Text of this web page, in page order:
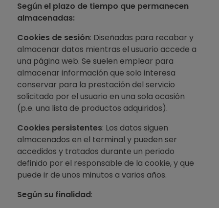
Según el plazo de tiempo que permanecen
almacenadas:
Cookies de sesión: Diseñadas para recabar y
almacenar datos mientras el usuario accede a
una página web. Se suelen emplear para
almacenar información que solo interesa
conservar para la prestación del servicio
solicitado por el usuario en una sola ocasión
(p.e. una lista de productos adquiridos).
Cookies persistentes: Los datos siguen
almacenados en el terminal y pueden ser
accedidos y tratados durante un periodo
definido por el responsable de la cookie, y que
puede ir de unos minutos a varios años.
Según su finalidad: